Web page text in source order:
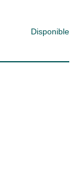
Disponible